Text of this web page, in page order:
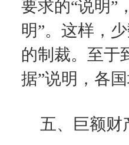
要求的“说明”
明”。这样，
的制裁。至于
据”说明，各
五、巨额财